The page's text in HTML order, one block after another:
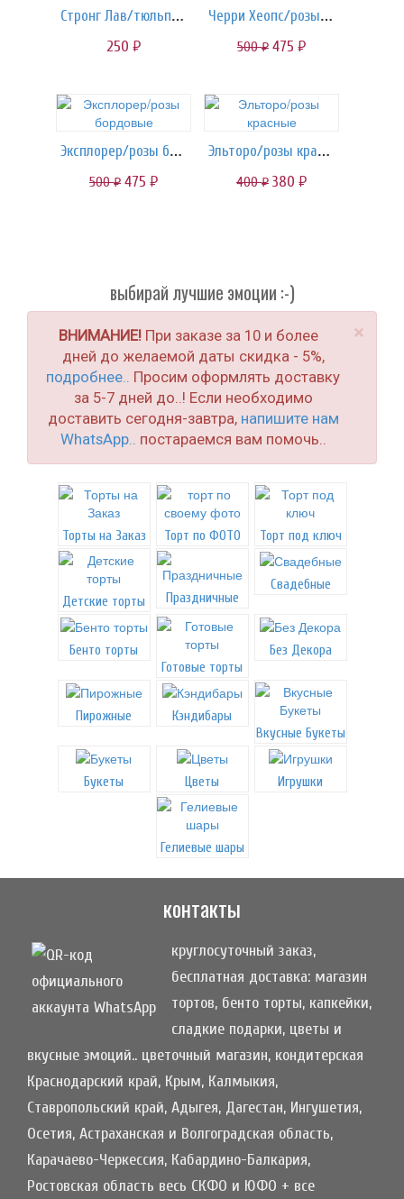
Стронг Лав/тюльпаны красные
250 руб.
Черри Хеопс/розы кустовые
500руб. 475 руб.
Эксплорер/розы бордовые
500руб. 475 руб.
Эльторо/розы красные
400руб. 380 руб.
выбирай лучшие эмоции :-)
×
ВНИМАНИЕ!При заказе за 10 и более
дней до желаемой даты скидка - 5%,
подробнее.. Просим оформлять доставку
за 5-7 дней до..! Если необходимо
доставить сегодня-завтра, напишите нам
WhatsApp.. постараемся вам помочь..
Торты на Заказ Торт по ФОТО Торт под ключ
Детские торты Праздничные
Свадебные
Бенто торты
Готовые торты
Без Декора
Пирожные
Кэндибары
Вкусные Букеты
Букеты Цветы Игрушки
Гелиевые шары
контакты
круглосуточный заказ,
бесплатная доставка: магазин
тортов, бенто торты, капкейки,
сладкие подарки, цветы и
вкусные эмоций.. цветочный магазин, кондитерская
Краснодарский край, Крым, Калмыкия,
Ставропольский край, Адыгея, Дагестан, Ингушетия,
Осетия, Астраханская и Волгоградская область,
Карачаево-Черкессия, Кабардино-Балкария,
Ростовская область весь СКФО и ЮФО + все